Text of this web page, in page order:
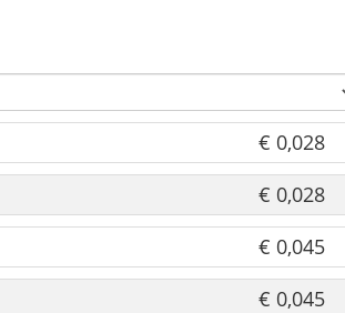
€ 0,028
€ 0,028
€ 0,045
€ 0,045